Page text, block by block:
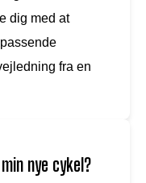
dig med at
fra en
nye cykel?